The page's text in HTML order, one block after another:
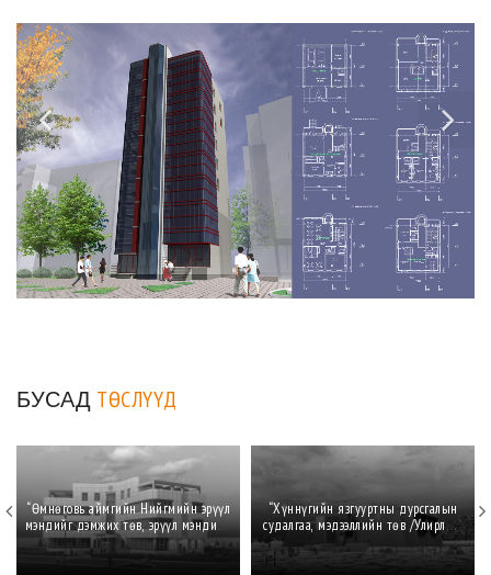
БУСАД ТӨСЛҮҮД
“Өмнөговь аймгийн Нийгмийн эрүүл
мэндийг дэмжих төв, эрүүл мэндийн
газрын барилга"
“Хүннүгийн язгууртны дурсгалын
судалгаа, мэдээллийн төв /Улирлын
чанартай түр үзэсгэлэнгийн танхим/"